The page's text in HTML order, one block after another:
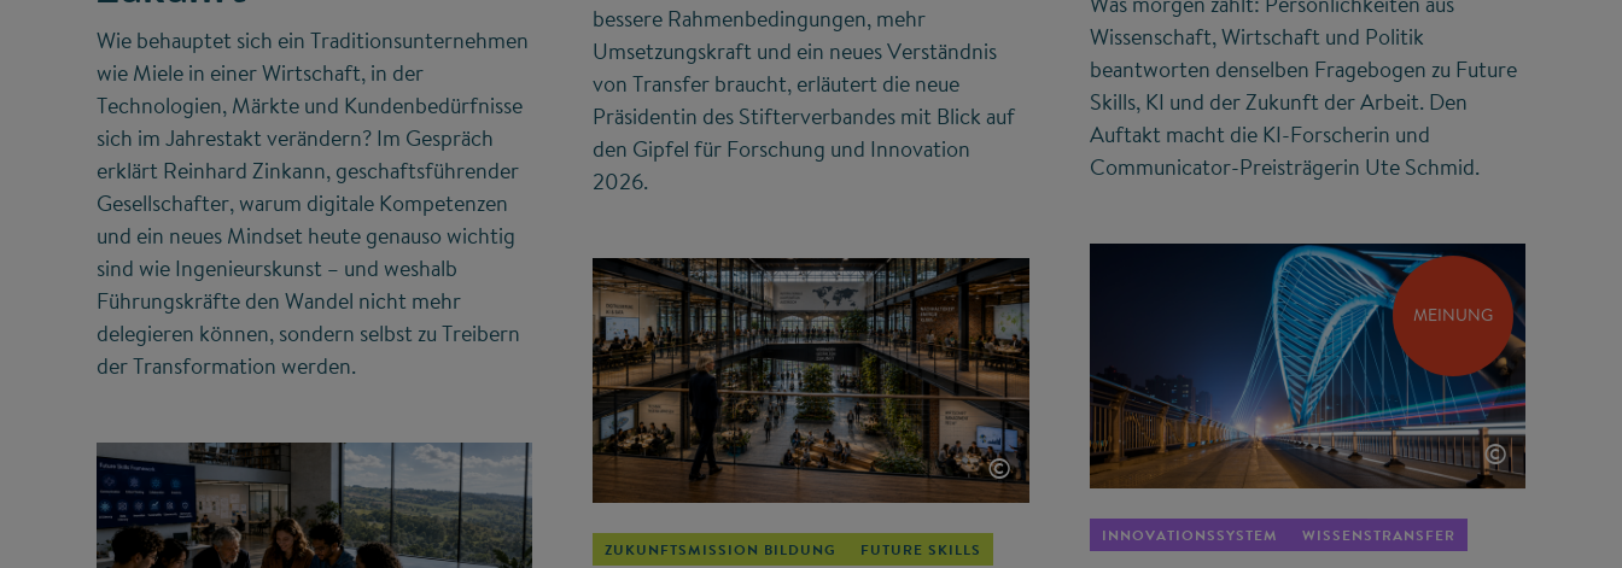
Wie behauptet sich ein Traditionsunternehmen
wie Miele in einer Wirtschaft, in der
Technologien, Märkte und Kundenbedürfnisse
sich im Jahrestakt verändern? Im Gespräch
erklärt Reinhard Zinkann, geschaftsführender
Gesellschafter, warum digitale Kompetenzen
und ein neues Mindset heute genauso wichtig
sind wie Ingenieurskunst – und weshalb
Führungskräfte den Wandel nicht mehr
delegieren können, sondern selbst zu Treibern
der Transformation werden.
bessere Rahmenbedingungen, mehr
Umsetzungskraft und ein neues Verständnis
von Transfer braucht, erläutert die neue
Präsidentin des Stifterverbandes mit Blick auf
den Gipfel für Forschung und Innovation
2026.
Wissenschaft, Wirtschaft und Politik
beantworten denselben Fragebogen zu Future
Skills, KI und der Zukunft der Arbeit. Den
Auftakt macht die KI-Forscherin und
Communicator-Preisträgerin Ute Schmid.
©
ZUKUNFTSMISSION BILDUNG FUTURE SKILLS
MEINUNG
©
INNOVATIONSSYSTEM WISSENSTRANSFER